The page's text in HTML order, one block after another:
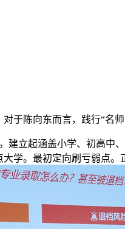
于陈向东而言，践行“名师
立起涵盖小学、初高中
学。最初定向刷亏弱点